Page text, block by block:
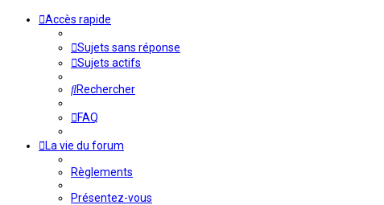
Accès rapide
Sujets sans réponse
Sujets actifs
Rechercher
FAQ
La vie du forum
Règlements
Présentez-vous